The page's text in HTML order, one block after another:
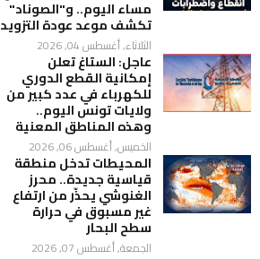
مساء اليوم.. و"الصوناد"
تكشف موعد عودة التزويد
الثلاثاء, أغسطس 04, 2026
عاجل: الستاغ تعلن
إمكانية القطع الدوري
للكهرباء في عدد كبير من
ولايات تونس اليوم..
وهذه المناطق المعنية
الخميس, أغسطس 06, 2026
المحيطات تدخل منطقة
قياسية جديدة.. محرز
الغنوشي يحذّر من ارتفاع
غير مسبوق في حرارة
سطح البحار
الجمعة, أغسطس 07, 2026